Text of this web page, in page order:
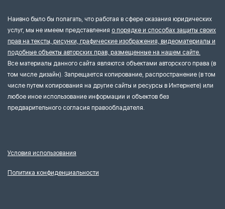
Наивно было бы полагать, что работая в сфере оказания юридических
услуг, мы не имеем представления о порядке и способах защиты своих
прав на тексты, рисунки, графические изображения, видеоматериалы и
подобные объекты авторских прав, размещенные на нашем сайте.
Все материалы данного сайта являются объектами авторского права (в
том числе дизайн). Запрещается копирование, распространение (в том
числе путем копирования на другие сайты и ресурсы в Интернете) или
любое иное использование информации и объектов без
предварительного согласия правообладателя.
Условия использования
Политика конфиденциальности